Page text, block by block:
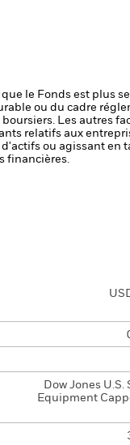
le Fonds est plus
ou du cadre
Les autres
relatifs aux
ou agissant en
financières.
Dow Jones U.S.
Equipment